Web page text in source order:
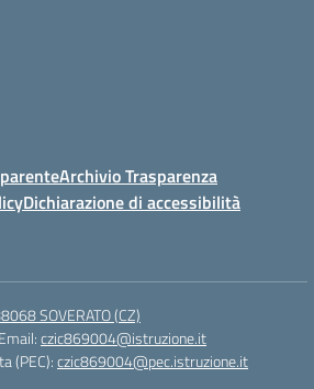
Archivio Trasparenza
Dichiarazione di accessibilità
SOVERATO (CZ)
Email:czic869004@istruzione.it
(PEC):czic869004@pec.istruzione.it